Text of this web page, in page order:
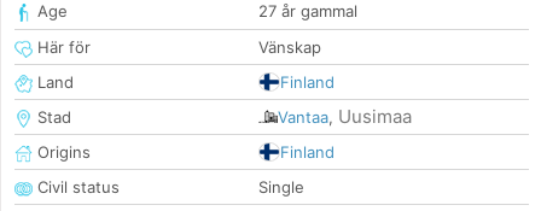
Age
27 år gammal
Här för
Vänskap
Land
Finland
Stad
Vantaa, Uusimaa
Origins
Finland
Civil status
Single